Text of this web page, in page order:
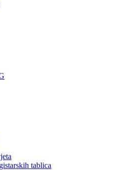
tablica